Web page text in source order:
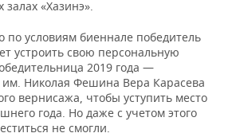
залах «Хазинэ».
по условиям биеннале победитель
устроить свою персональную
2019 года —
им. Николая Фешина Вера Карасева
вернисажа, чтобы уступить место
года. Но даже с учетом этого
не смогли.